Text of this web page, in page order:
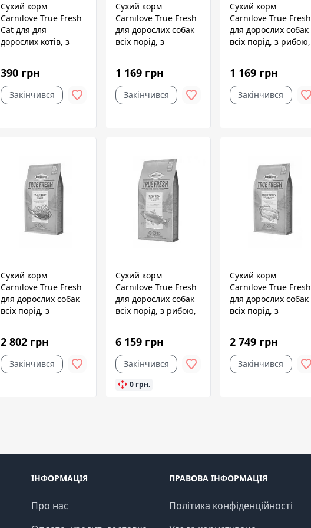
Сухий корм
Carnilove True Fresh
Cat для для
дорослих котів, з
390 грн
Закінчився
Сухий корм
Carnilove True Fresh
для дорослих собак
всіх порід, з
1 169 грн
Закінчився
Сухий корм
Carnilove True Fresh
для дорослих собак
всіх порід, з рибою,
1 169 грн
Закінчився
Сухий корм
Carnilove True Fresh
для дорослих собак
всіх порід, з
2 802 грн
Закінчився
Сухий корм
Carnilove True Fresh
для дорослих собак
всіх порід, з рибою,
6 159 грн
Закінчився
0 грн.
Сухий корм
Carnilove True Fresh
для дорослих собак
всіх порід, з
2 749 грн
Закінчився
ІНФОРМАЦІЯ
Про нас
ПРАВОВА ІНФОРМАЦІЯ
Політика конфіденційності